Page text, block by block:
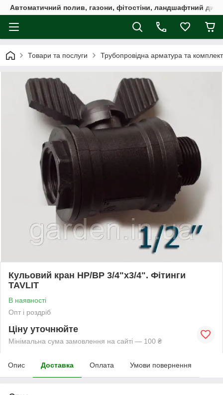
Автоматичний полив, газони, фітостіни, ландшафтний
Товари та послуги Трубопровідна арматура та
Кульовий кран НР/ВР 3/4"х3/4". Фітинги
TAVLIT
В наявності
Опт і роздріб
Ціну уточнюйте
Мінімальна сума замовлення на сайті — 100 ₴
Опис Доставка Оплата Умови повернення